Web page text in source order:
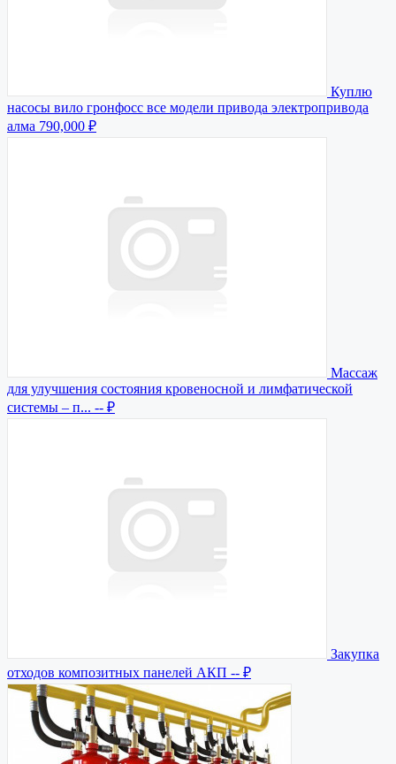
Куплю
насосы вило гронфосс все модели привода электропривода
алма 790,000 ₽
Массаж
для улучшения состояния кровеносной и лимфатической
системы – п... -- ₽
Закупка
отходов композитных панелей АКП -- ₽